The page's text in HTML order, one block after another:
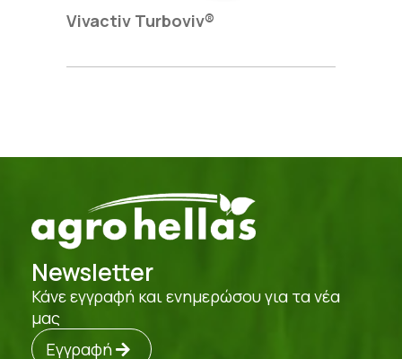
Vivactiv Turboviv®
Newsletter
Κάνε εγγραφή και ενημερώσου για τα νέα
μας
Εγγραφή